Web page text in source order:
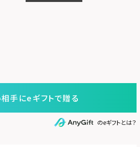
手にeギフトで贈る
のeギフトとは？